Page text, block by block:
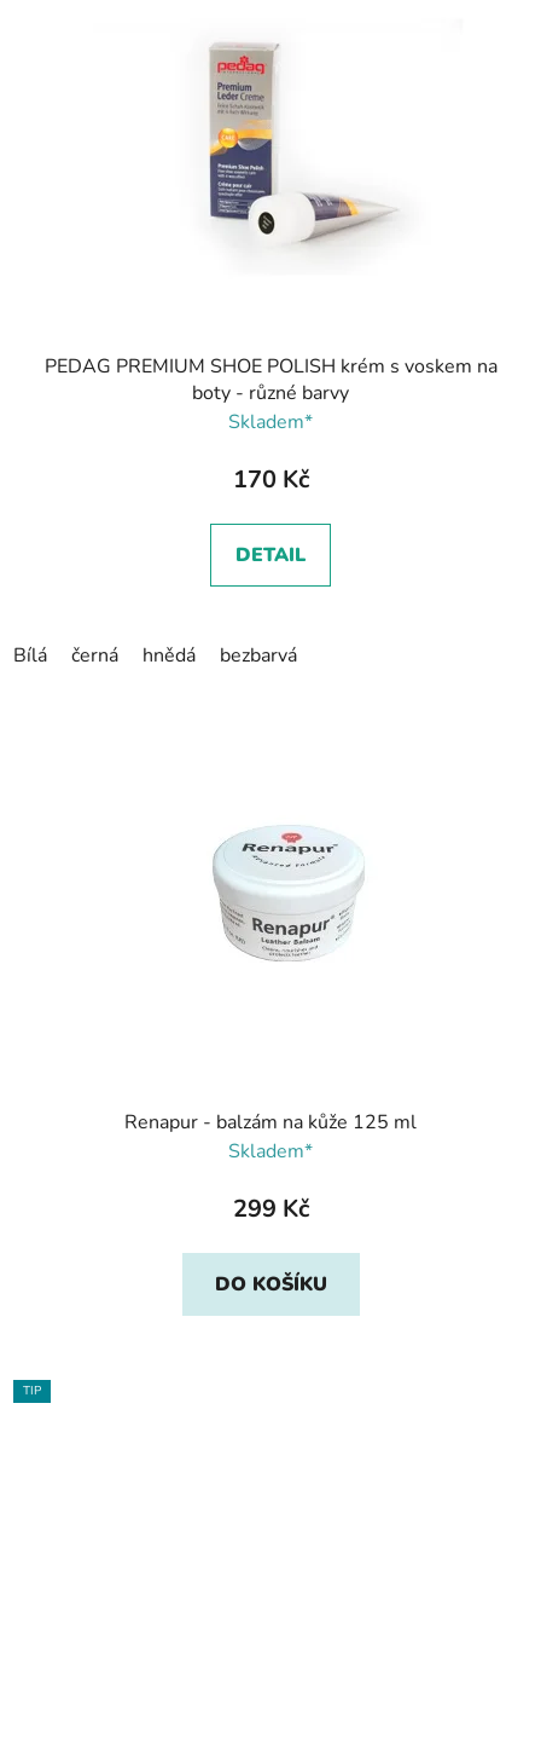
PEDAG PREMIUM SHOE POLISH krém s voskem na
boty - různé barvy
Skladem*
170 Kč
DETAIL
Bílá černá hnědá bezbarvá
Renapur - balzám na kůže 125 ml
Skladem*
299 Kč
DO KOŠÍKU
TIP